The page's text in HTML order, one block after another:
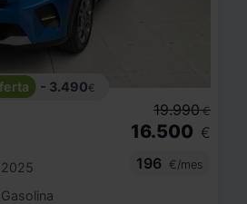
- 3.490€
2025
Gasolina
19.990 €
16.500 €
196
€/mes